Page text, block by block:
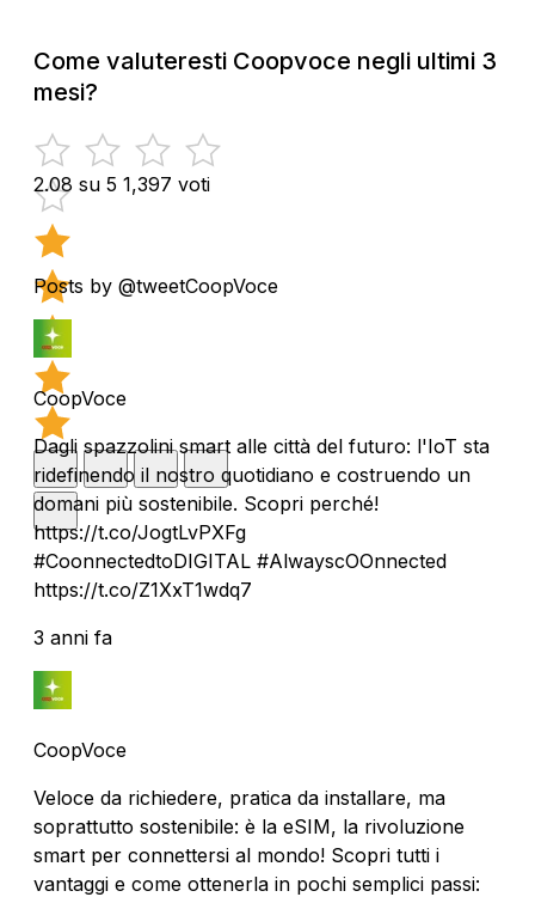
Come valuteresti Coopvoce negli ultimi 3
mesi?
2.08 su 5 1,397 voti
Posts by @tweetCoopVoce
CoopVoce
Dagli spazzolini smart alle città del futuro: l'IoT sta
ridefinendo il nostro quotidiano e costruendo un
domani più sostenibile. Scopri perché!
https://t.co/JogtLvPXFg
#CoonnectedtoDIGITAL #AlwayscOOnnected
https://t.co/Z1XxT1wdq7
3 anni fa
CoopVoce
Veloce da richiedere, pratica da installare, ma
soprattutto sostenibile: è la eSIM, la rivoluzione
smart per connettersi al mondo! Scopri tutti i
vantaggi e come ottenerla in pochi semplici passi: